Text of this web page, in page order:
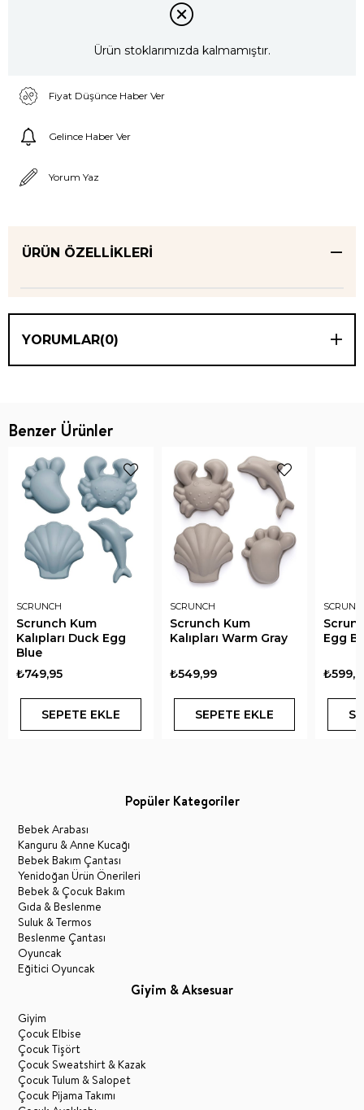
Ürün stoklarımızda kalmamıştır.
Fiyat Düşünce Haber Ver
Gelince Haber Ver
Yorum Yaz
ÜRÜN ÖZELLIKLERI
YORUMLAR(0)
Benzer Ürünler
SCRUNCH
Scrunch Kum
Kalıpları Duck Egg
Blue
₺749,95
SEPETE EKLE
SCRUNCH
Scrunch Kum
Kalıpları Warm Gray
₺549,99
SEPETE EKLE
Egg
Popüler Kategoriler
Bebek Arabası
Kanguru & Anne Kucağı
Bebek Bakım Çantası
Yenidoğan Ürün Önerileri
Bebek & Çocuk Bakım
Gıda & Beslenme
Suluk & Termos
Beslenme Çantası
Oyuncak
Eğitici Oyuncak
Giyim & Aksesuar
Giyim
Çocuk Elbise
Çocuk Tişört
Çocuk Sweatshirt & Kazak
Çocuk Tulum & Salopet
Çocuk Pijama Takımı